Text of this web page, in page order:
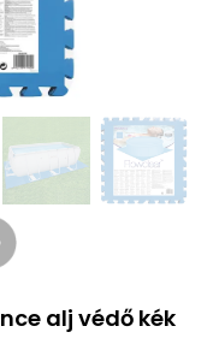
alj védő kék